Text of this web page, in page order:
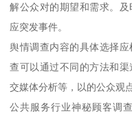
解公众对的期望和需求。
应突发事件。
舆情调查内容的具体选择
查可以通过不同的方法和
交媒体分析等，以的公众观
公共服务行业神秘顾客调